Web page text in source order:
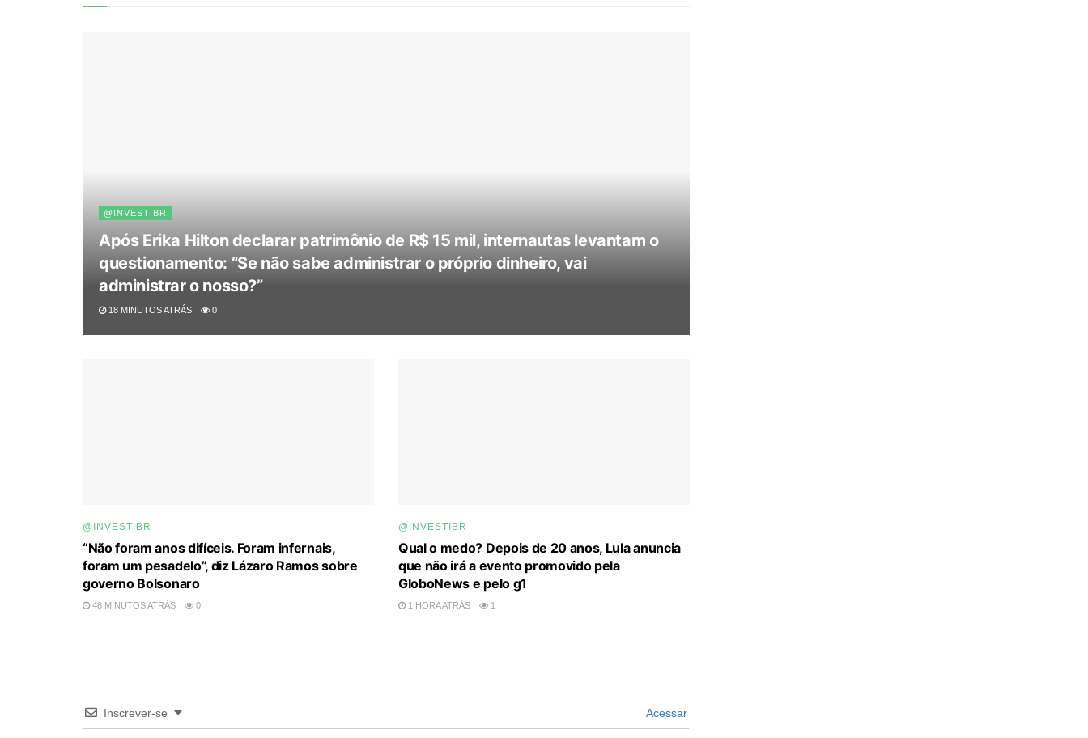
@INVESTIBR
Após Erika Hilton declarar patrimônio de R$ 15 mil, internautas levantam o
questionamento: “Se não sabe administrar o próprio dinheiro, vai
administrar o nosso?”
18 MINUTOS ATRÁS 0
@INVESTIBR
“Não foram anos difíceis. Foram infernais,
foram um pesadelo”, diz Lázaro Ramos sobre
governo Bolsonaro
48 MINUTOS ATRÁS 0
@INVESTIBR
Qual o medo? Depois de 20 anos, Lula anuncia
que não irá a evento promovido pela
GloboNews e pelo g1
1 HORA ATRÁS 1
Inscrever-se Acessar